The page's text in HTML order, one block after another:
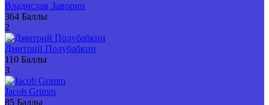
Владислав Заворин
364 Баллы
2
Дмитрий Полубабкин
110 Баллы
3
Jacob Grimm
85 Баллы